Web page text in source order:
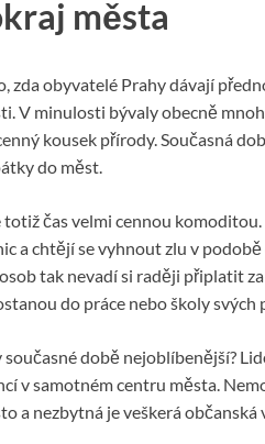
města
zda obyvatelé Prahy dávají
V minulosti bývaly obecně
kousek přírody. Současná
do měst.
čas velmi cennou
a chtějí se vyhnout zlu v
tak nevadí si raději připlatit
do práce nebo školy svých
době nejoblíbenější?
v samotném centru města.
a nezbytná je veškerá